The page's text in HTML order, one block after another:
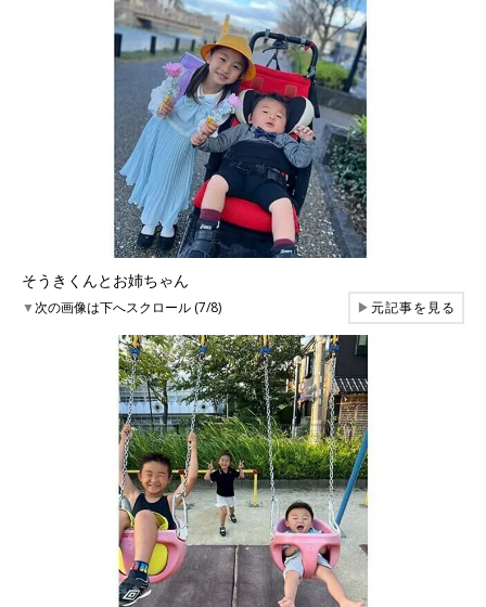
そうきくんとお姉ちゃん
▼次の画像は下へスクロール (7/8) ▶元記事を見る